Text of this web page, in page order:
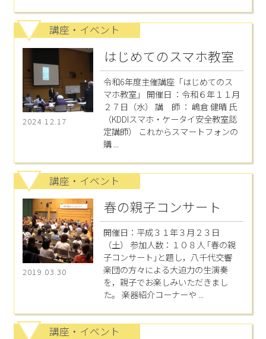
講座・イベント
2024.12.17
はじめてのスマホ教室
令和6年度主催講座「はじめてのス
マホ教室」 開催日 ：令和６年１１月
２７日（水） 講 師 ： 嶋倉 健晴 氏
（KDDIスマホ・ケータイ安全教室認
定講師） これからスマートフォンの
購 ...
講座・イベント
2019.03.30
春の親子コンサート
開催日：平成３１年３月２３日
（土） 参加人数：１０８人 ｢春の親
子コンサート｣と題し，八千代交響
楽団の方々による大迫力の生演奏
を，親子でお楽しみいただきまし
た。 楽器紹介コーナーや ...
講座・イベント